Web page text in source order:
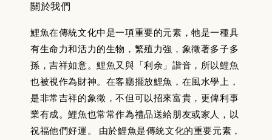
關於我們
鯉魚在傳統文化中是一項重要的元素，牠是一種具
有生命力和活力的生物，繁殖力強，象徵著多子多
孫，吉祥如意。鯉魚又與「利余」諧音，所以鯉魚
也被視作為財神。在客廳擺放鯉魚，在風水學上，
是非常吉祥的象徵，不但可以招來富貴，更俾利事
業有成。鯉魚也常常作為禮品送給朋友或家人，以
祝福他們好運。 由於鯉魚是傳統文化的重要元素，